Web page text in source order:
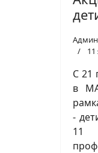
11
С 21
в
-
11